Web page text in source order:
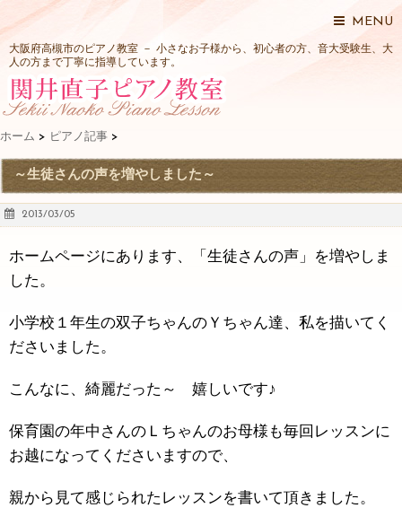
MENU
大阪府高槻市のピアノ教室 － 小さなお子様から、初心者の方、音大受験生、大
人の方まで丁寧に指導しています。
ホーム > ピアノ記事 >
～生徒さんの声を増やしました～
2013/03/05
ホームページにあります、「生徒さんの声」を増やしま
した。
小学校１年生の双子ちゃんのＹちゃん達、私を描いてく
ださいました。
こんなに、綺麗だった～ 嬉しいです♪
保育園の年中さんのＬちゃんのお母様も毎回レッスンに
お越になってくださいますので、
親から見て感じられたレッスンを書いて頂きました。